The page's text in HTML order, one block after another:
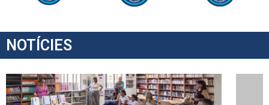
NOTÍCIES